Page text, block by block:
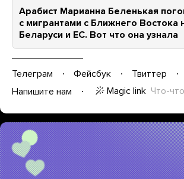
Арабист Марианна Беленькая
с мигрантами с Ближнего Востока
Беларуси и ЕС. Вот что она узнала
Телеграм Фейсбук Твиттер
Напишите нам
Magic link Что-